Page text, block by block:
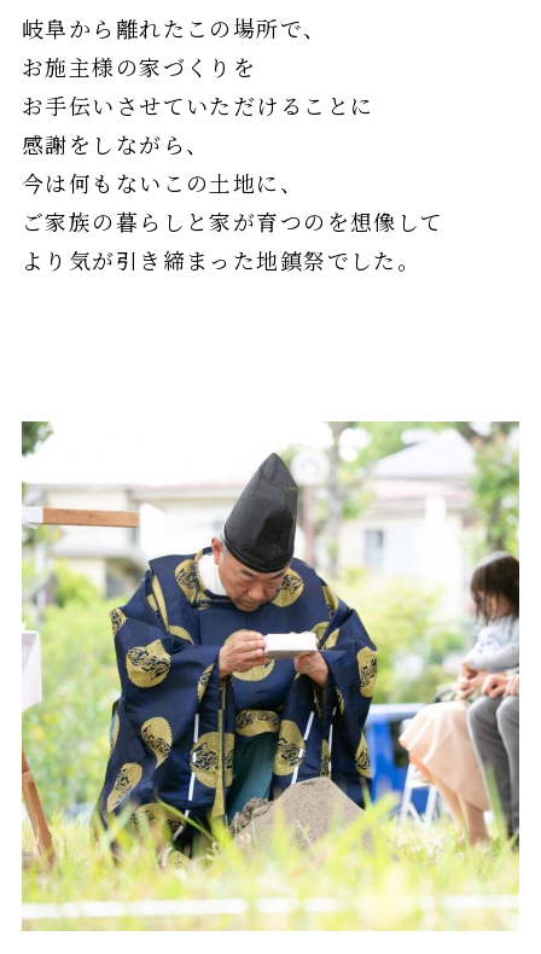
岐阜から離れたこの場所で、
お施主様の家づくりを
お手伝いさせていただけることに
感謝をしながら、
今は何もないこの土地に、
ご家族の暮らしと家が育つのを想像して
より気が引き締まった地鎮祭でした。